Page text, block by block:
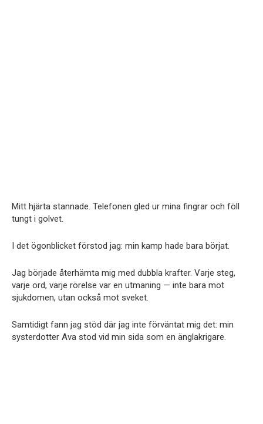
Mitt hjärta stannade. Telefonen gled ur mina fingrar och föll
tungt i golvet.
I det ögonblicket förstod jag: min kamp hade bara börjat.
Jag började återhämta mig med dubbla krafter. Varje steg,
varje ord, varje rörelse var en utmaning — inte bara mot
sjukdomen, utan också mot sveket.
Samtidigt fann jag stöd där jag inte förväntat mig det: min
systerdotter Ava stod vid min sida som en änglakrigare.